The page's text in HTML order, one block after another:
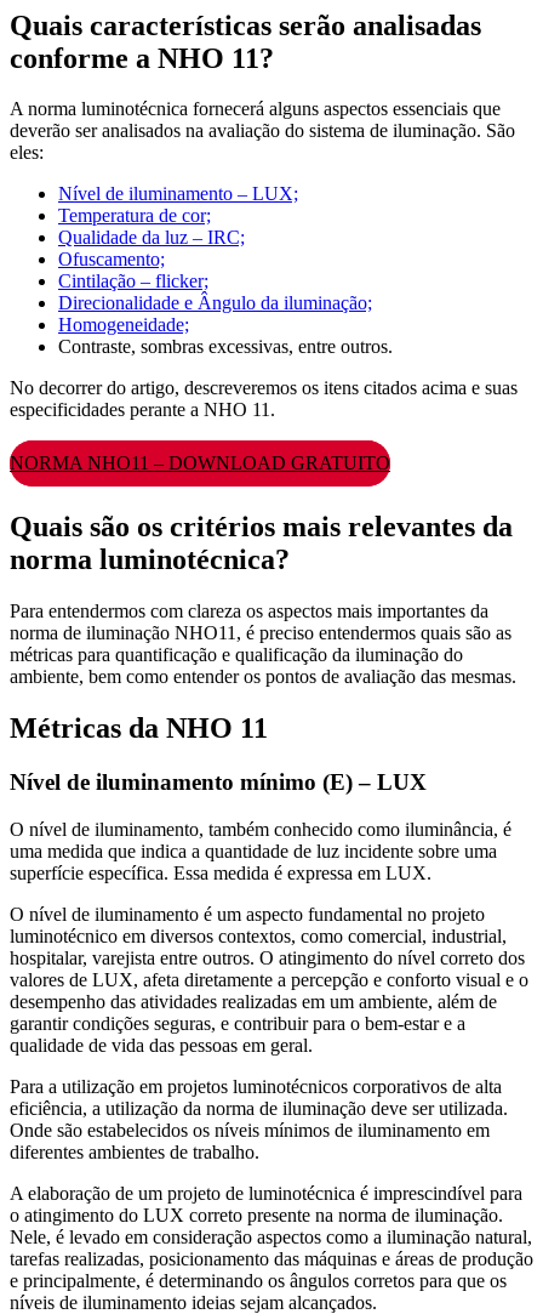
Quais características serão analisadas
conforme a NHO 11?
A norma luminotécnica fornecerá alguns aspectos essenciais que
deverão ser analisados na avaliação do sistema de iluminação. São
eles:
Nível de iluminamento – LUX;
Temperatura de cor;
Qualidade da luz – IRC;
Ofuscamento;
Cintilação – flicker;
Direcionalidade e Ângulo da iluminação;
Homogeneidade;
Contraste, sombras excessivas, entre outros.
No decorrer do artigo, descreveremos os itens citados acima e suas
especificidades perante a NHO 11.
NORMA NHO11 – DOWNLOAD GRATUITO
Quais são os critérios mais relevantes da
norma luminotécnica?
Para entendermos com clareza os aspectos mais importantes da
norma de iluminação NHO11, é preciso entendermos quais são as
métricas para quantificação e qualificação da iluminação do
ambiente, bem como entender os pontos de avaliação das mesmas.
Métricas da NHO 11
Nível de iluminamento mínimo (E) – LUX
O nível de iluminamento, também conhecido como iluminância, é
uma medida que indica a quantidade de luz incidente sobre uma
superfície específica. Essa medida é expressa em LUX.
O nível de iluminamento é um aspecto fundamental no projeto
luminotécnico em diversos contextos, como comercial, industrial,
hospitalar, varejista entre outros. O atingimento do nível correto dos
valores de LUX, afeta diretamente a percepção e conforto visual e o
desempenho das atividades realizadas em um ambiente, além de
garantir condições seguras, e contribuir para o bem-estar e a
qualidade de vida das pessoas em geral.
Para a utilização em projetos luminotécnicos corporativos de alta
eficiência, a utilização da norma de iluminação deve ser utilizada.
Onde são estabelecidos os níveis mínimos de iluminamento em
diferentes ambientes de trabalho.
A elaboração de um projeto de luminotécnica é imprescindível para
o atingimento do LUX correto presente na norma de iluminação.
Nele, é levado em consideração aspectos como a iluminação natural,
tarefas realizadas, posicionamento das máquinas e áreas de produção
e principalmente, é determinando os ângulos corretos para que os
níveis de iluminamento ideias sejam alcançados.